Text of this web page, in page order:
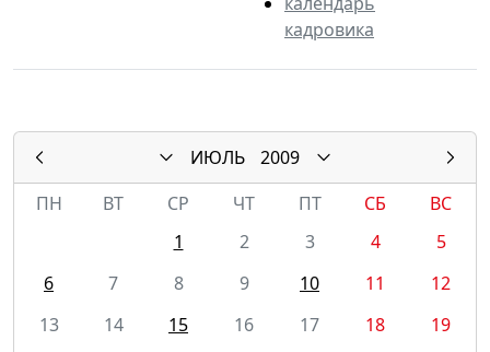
кадровика
ИЮЛЬ
2009
ПН
ВТ СР ЧТ ПТ СБ
ВС
1
2 3 4
5
6
7 8 9 10 11
12
13
14 15 16 17 18
19